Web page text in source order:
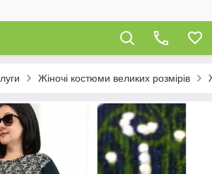
Жіночі костюми великих розмірів